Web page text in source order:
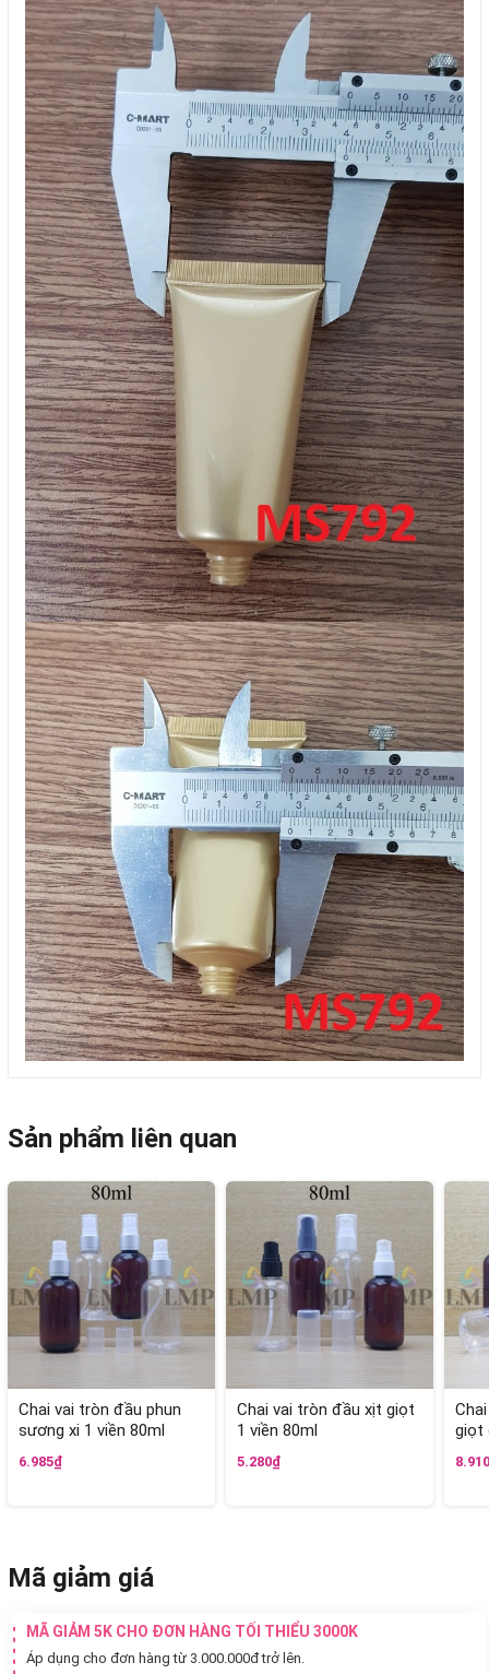
Sản phẩm liên quan
Chai vai tròn đầu phun
sương xi 1 viền 80ml
6.985₫
Chai vai tròn đầu xịt giọt
1 viền 80ml
5.280₫
giọt
Mã giảm giá
MÃ GIẢM 5K CHO ĐƠN HÀNG TỐI THIỂU 3000K
Áp dụng cho đơn hàng từ 3.000.000đ trở lên.